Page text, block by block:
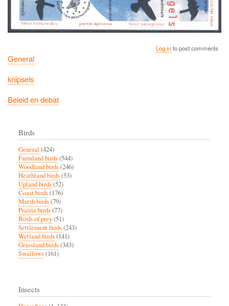
Log into post comments
General
knipsels
Beleid en debat
Birds
General (424)
Farmland birds(544)
Woodland birds(246)
Heathland birds(53)
Upland birds(52)
Coast birds(176)
Marsh birds(79)
Prairie birds(77)
Birds of prey(51)
Settlement birds(243)
Wetland birds(141)
Grassland birds(343)
Swallows(161)
Insects